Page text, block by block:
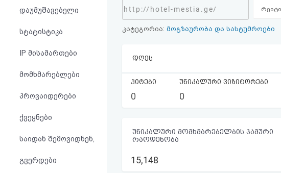
კითხვა-
პასუხი
ავტორიზაცია
რეგისტრაცია
დაუმუშავებელი
სტატისტიკა
IP მისამართები
მომხმარებლები
პროვაიდერები
ქვეყნები
საიდან შემოვიდნენ,
გვერდები
http://hotel-mestia.ge/
კატეგორია: მოგზაურობა და სასტუმროები
დღეს
ჰიტები
0
უნიკალური ვიზიტორები
0
უნიკალური მომხმარებელბის ჯამური
რაოდენობა
15,148